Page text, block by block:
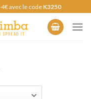
avec le code K3250